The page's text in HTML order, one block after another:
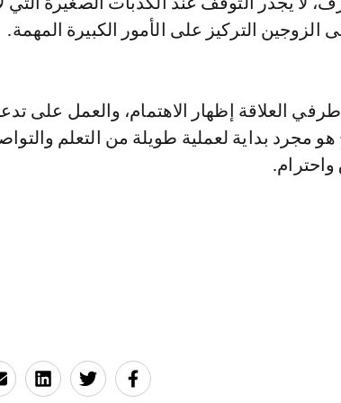
الزوجين التركيز على الأمور الكبيرة المهمة.
العلاقة إظهار الاهتمام، والعمل على
هو مجرد بداية لعملية طويلة من التعلم